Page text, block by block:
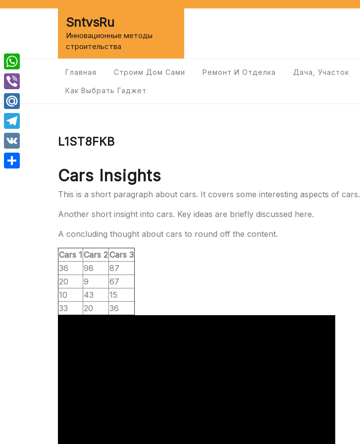
SntvsRu
Инновационные методы
строительства
Главная Строим Дом Сами Ремонт И Отделка Дача, Участок
Как Выбрать Гаджет
L1ST8FKB
Cars Insights
This is a short paragraph about cars. It covers some interesting aspects of cars.
Another short insight into cars. Key ideas are briefly discussed here.
A concluding thought about cars to round off the content.
Cars 1 Cars 2Cars 3
36
98
87
20
9
67
10
43
15
33
20 36
WhatsApp
Viber
Mail.Ru
Telegram
VK